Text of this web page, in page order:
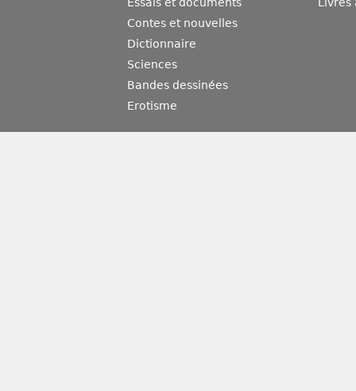
Essais et documents
Contes et nouvelles
Dictionnaire
Sciences
Bandes dessinées
Erotisme
Livres